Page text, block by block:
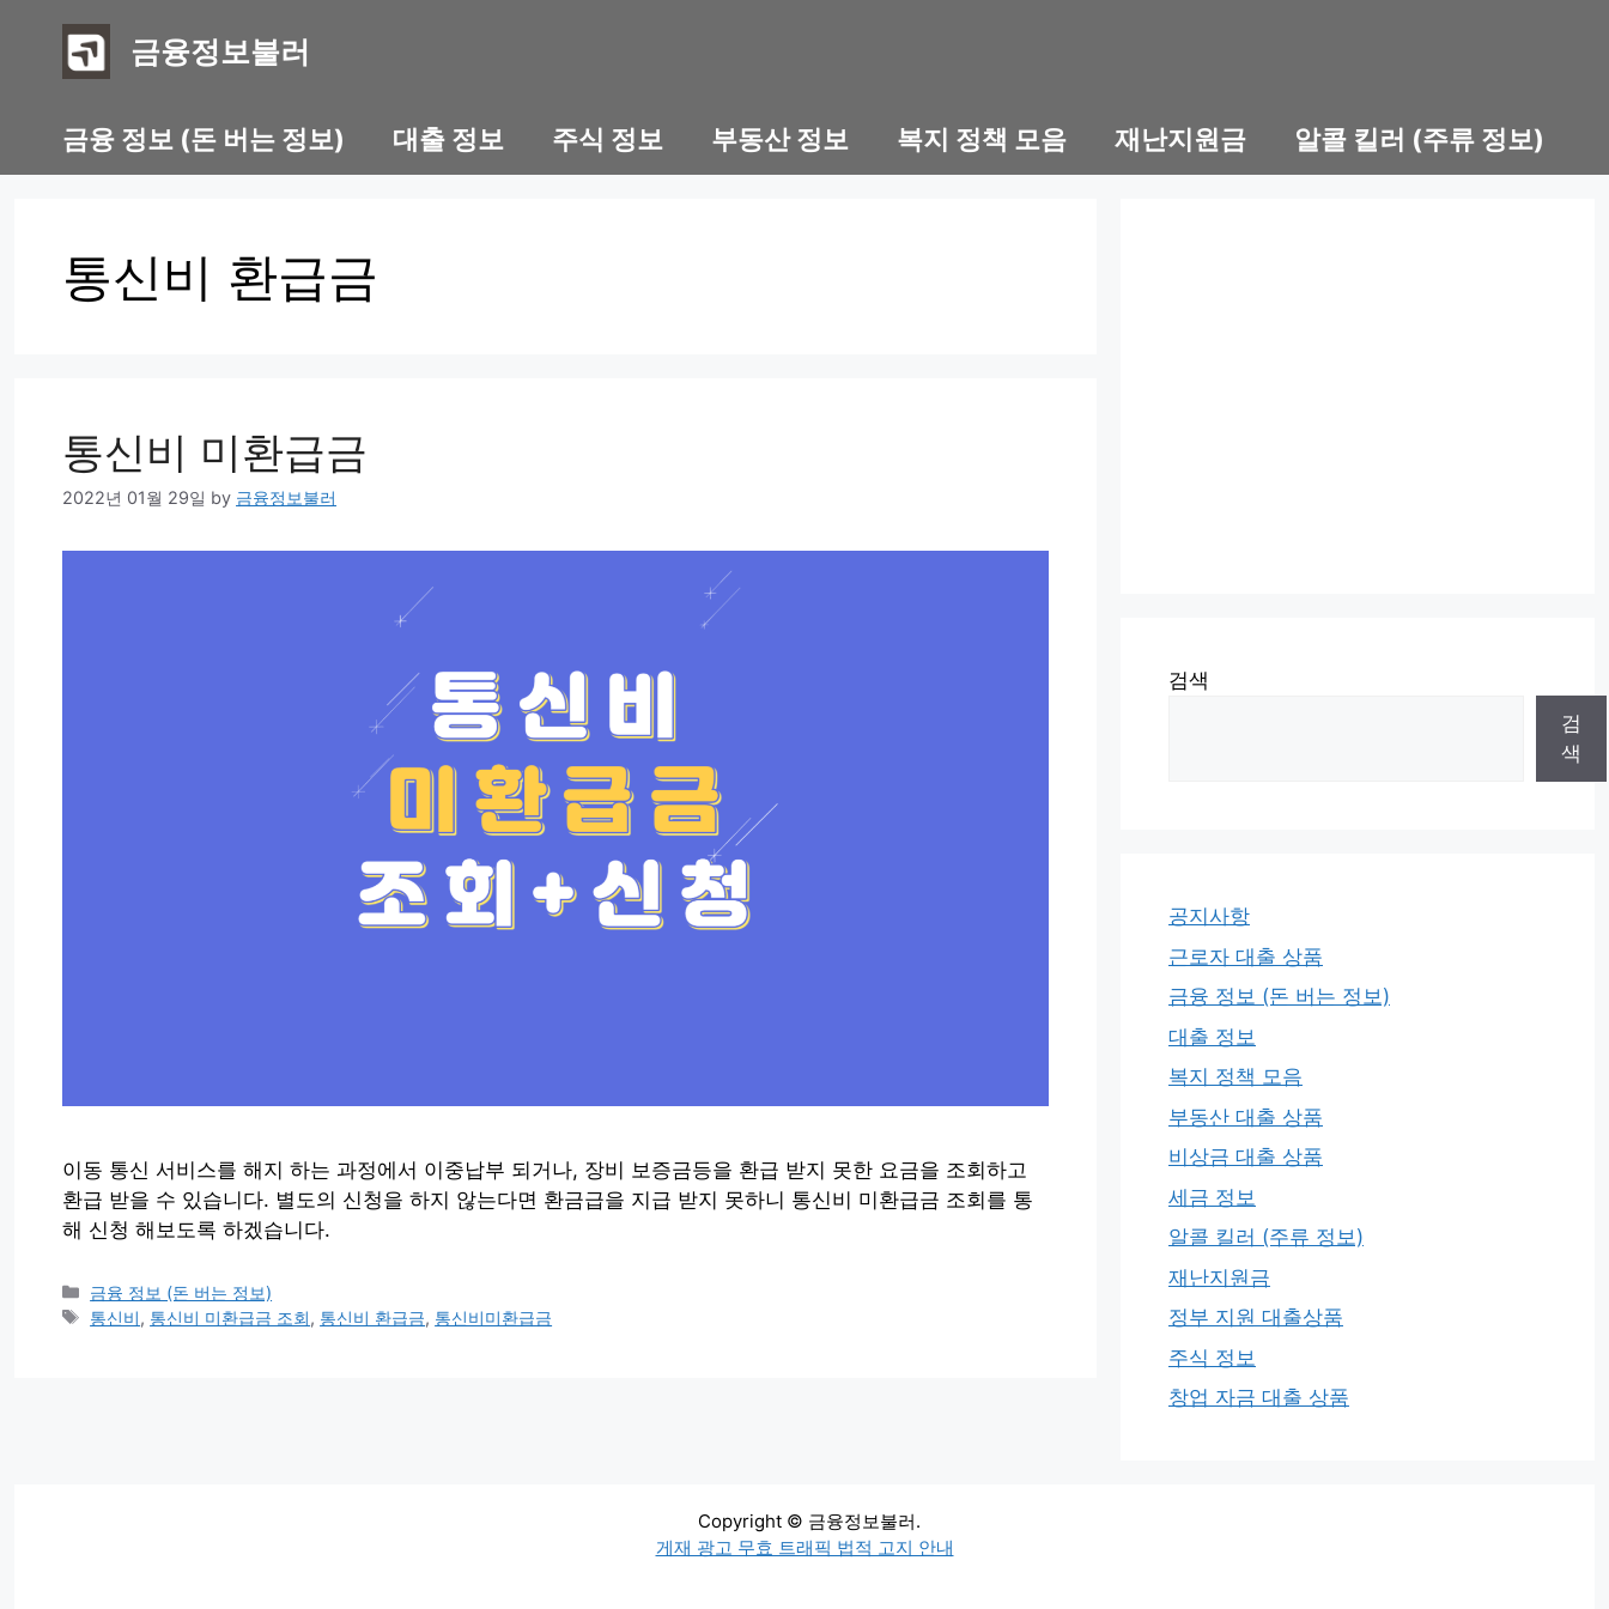
content
금융정보불러
금융 정보 (돈 버는 정보) 대출 정보 주식 정보 부동산 정보 복지 정책 모음 재난지원금 알콜 킬러 (주류 정보)
통신비 환급금
통신비 미환급금
2022년 01월 29일 by 금융정보불러
이동 통신 서비스를 해지 하는 과정에서 이중납부 되거나, 장비 보증금등을 환급 받지 못한 요금을 조회하고
환급 받을 수 있습니다. 별도의 신청을 하지 않는다면 환금급을 지급 받지 못하니 통신비 미환급금 조회를 통
해 신청 해보도록 하겠습니다.
Categories
금융 정보 (돈 버는 정보)
Tags
통신비, 통신비 미환급금 조회, 통신비 환급금, 통신비미환급금
검색
검
색
공지사항
근로자 대출 상품
금융 정보 (돈 버는 정보)
대출 정보
복지 정책 모음
부동산 대출 상품
비상금 대출 상품
세금 정보
알콜 킬러 (주류 정보)
재난지원금
정부 지원 대출상품
주식 정보
창업 자금 대출 상품
Copyright © 금융정보불러.
게재 광고 무효 트래픽 법적 고지 안내